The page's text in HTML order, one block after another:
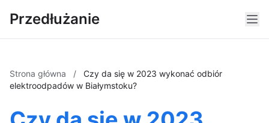
Przedłużanie
Strona główna /
Czy da się w 2023 wykonać odbiór
elektroodpadów w Białymstoku?